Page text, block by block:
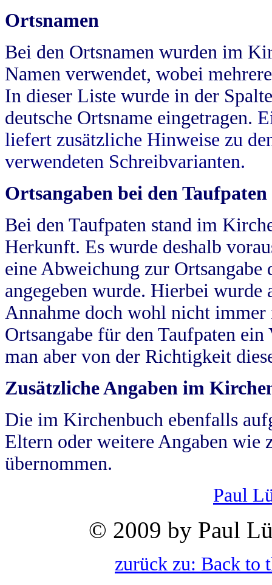
Ortsnamen
Bei den Ortsnamen wurden im
Namen verwendet, wobei
In dieser Liste wurde in der
deutsche Ortsname eingetragen.
liefert zusätzliche Hinweise zu
verwendeten Schreibvarianten.
Ortsangaben bei den Taufpaten
Bei den Taufpaten stand im
Herkunft. Es wurde deshalb
eine Abweichung zur
angegeben wurde. Hierbei wurde
Annahme doch wohl nicht
Ortsangabe für den Taufpaten
man aber von der Richtigkeit
Zusätzliche Angaben im
Die im Kirchenbuch ebenfalls
Eltern oder weitere Angaben wie
übernommen.
Paul
© 2009 by Paul
zurück zu: Back to